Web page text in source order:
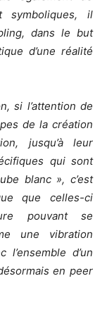
symboliques, il
dans le but
d’une réalité
si l’attention de
de la création
jusqu’à leur
qui sont
blanc », c’est
que celles-ci
pouvant se
une vibration
d’un
en peer